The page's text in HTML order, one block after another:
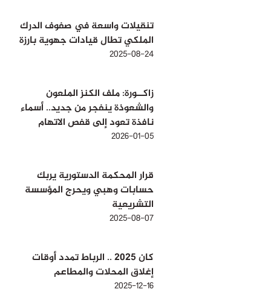
تنقيلات واسعة في صفوف الدرك
الملكي تطال قيادات جهوية بارزة
2025-08-24
زاكــورة: ملف الكنز الملعون
والشعوذة ينفجر من جديد.. أسماء
نافذة تعود إلى قفص الاتهام
2026-01-05
قرار المحكمة الدستورية يربك
حسابات وهبي ويحرج المؤسسة
التشريعية
2025-08-07
كان 2025 .. الرباط تمدد أوقات
إغلاق المحلات والمطاعم
2025-12-16